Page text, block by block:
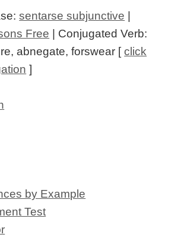
sentarse subjunctive |
Free | Conjugated Verb:
abnegate, forswear [click
]
by Example
Test